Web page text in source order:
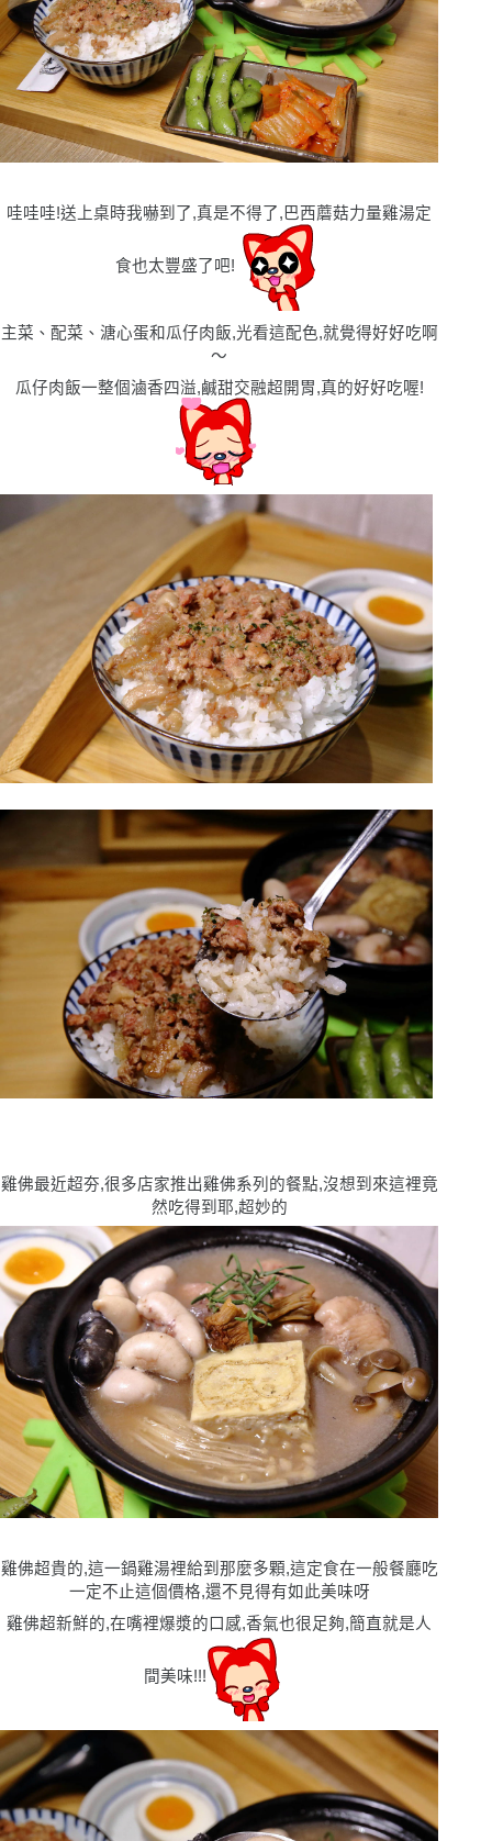
哇哇哇!送上桌時我嚇到了,真是不得了,巴西蘑菇力量雞湯定
食也太豐盛了吧!
主菜、配菜、溏心蛋和瓜仔肉飯,光看這配色,就覺得好好吃啊
〜
瓜仔肉飯一整個滷香四溢,鹹甜交融超開胃,真的好好吃喔!
雞佛最近超夯,很多店家推出雞佛系列的餐點,沒想到來這裡竟
然吃得到耶,超妙的
雞佛超貴的,這一鍋雞湯裡給到那麼多顆,這定食在一般餐廳吃
一定不止這個價格,還不見得有如此美味呀
雞佛超新鮮的,在嘴裡爆漿的口感,香氣也很足夠,簡直就是人
間美味!!!